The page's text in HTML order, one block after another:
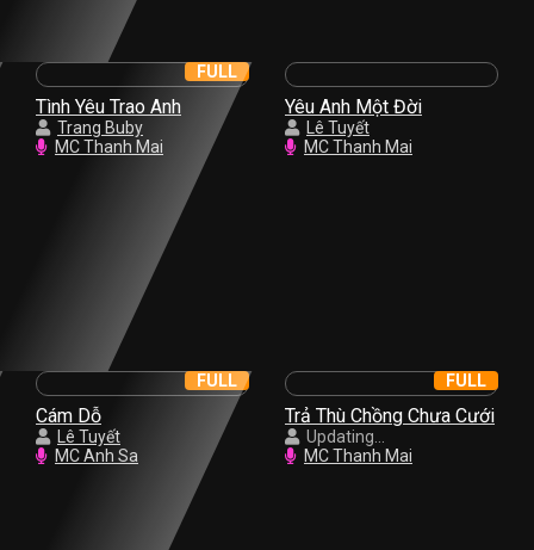
Tình Yêu Trao Anh
Trang Buby
MC Thanh Mai
FULL
Yêu Anh Một Đời
Lê Tuyết
MC Thanh Mai
Cám Dỗ
Lê Tuyết
MC Anh Sa
FULL
Trả Thù Chồng Chưa Cưới
Updating...
MC Thanh Mai
FULL